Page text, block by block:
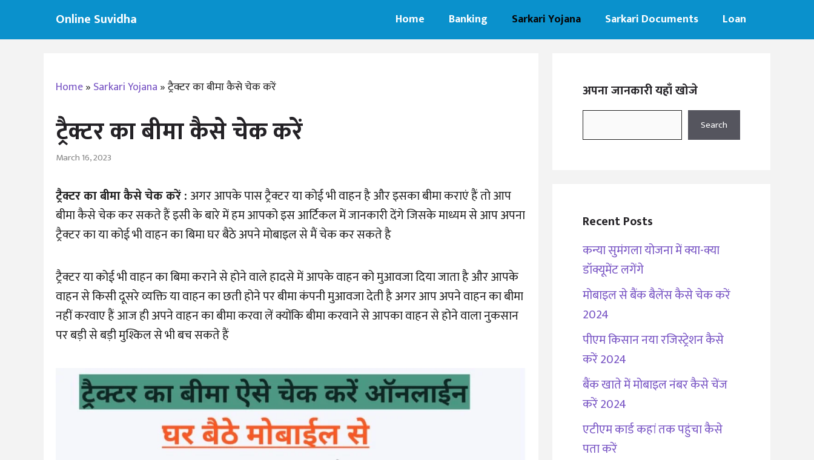
Online Suvidha Home Banking Sarkari Yojana Sarkari Documents Loan
Home» Sarkari Yojana »ट्रैक्टर का बीमा कैसे चेक करें
ट्रैक्टर का बीमा कैसे चेक करें
March 16, 2023
ट्रैक्टर का बीमा कैसे चेक करें : अगर आपके पास ट्रैक्टर या कोई भी वाहन है और इसका बीमा कराएं हैं तो आप
बीमा कैसे चेक कर सकते हैं इसी के बारे में हम आपको इस आर्टिकल में जानकारी देंगे जिसके माध्यम से आप अपना
ट्रैक्टर का या कोई भी वाहन का बिमा घर बैठे अपने मोबाइल से मैं चेक कर सकते है
ट्रैक्टर या कोई भी वाहन का बिमा कराने से होने वाले हादसे में आपके वाहन को मुआवजा दिया जाता है और आपके
वाहन से किसी दूसरे व्यक्ति या वाहन का छती होने पर बीमा कंपनी मुआवजा देती है अगर आप अपने वाहन का बीमा
नहीं करवाए हैं आज ही अपने वाहन का बीमा करवा लें क्योंकि बीमा करवाने से आपका वाहन से होने वाला नुकसान
पर बड़ी से बड़ी मुश्किल से भी बच सकते हैं
अपना जानकारी यहाँ खोजे
Search
Recent Posts
कन्या सुमंगला योजना में क्या-क्या
डॉक्यूमेंट लगेंगे
मोबाइल से बैंक बैलेंस कैसे चेक करें
2024
पीएम किसान नया रजिस्ट्रेशन कैसे
करें 2024
बैंक खाते में मोबाइल नंबर कैसे चेंज
करें 2024
एटीएम कार्ड कहां तक पहुंचा कैसे
पता करें